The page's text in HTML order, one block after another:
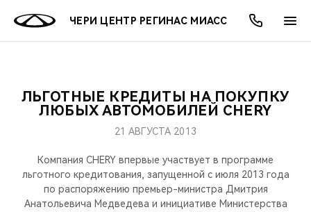
ЧЕРИ ЦЕНТР РЕГИНАС МИАСС
МОДЕЛИ
КРОССОВЕРЫ
ПОКУПАТЕЛЯМ
КРЕДИТ И СТРАХОВАНИЕ
ВЛАДЕЛЬЦАМ
ЗАПЧАСТИ И АКСЕССУАРЫ
ПОДДЕРЖКА
МИР CHERY
О БРЕНДЕ
CHERY В СОЦСЕТЯХ
АКЦИИ
ОНЛАЙН СЕРВИСЫ
КРЕДИТ
О КОМПАНИИ
МЫ В СОЦСЕТЯХ
ЛЬГОТНЫЕ КРЕДИТЫ НА ПОКУПКУ
ЛЮБЫХ АВТОМОБИЛЕЙ CHERY
21 АВГУСТА 2013
Компания CHERY впервые участвует в программе
льготного кредитования, запущенной с июля 2013 года
по распоряжению премьер-министра Дмитрия
Анатольевича Медведева и инициативе Министерства